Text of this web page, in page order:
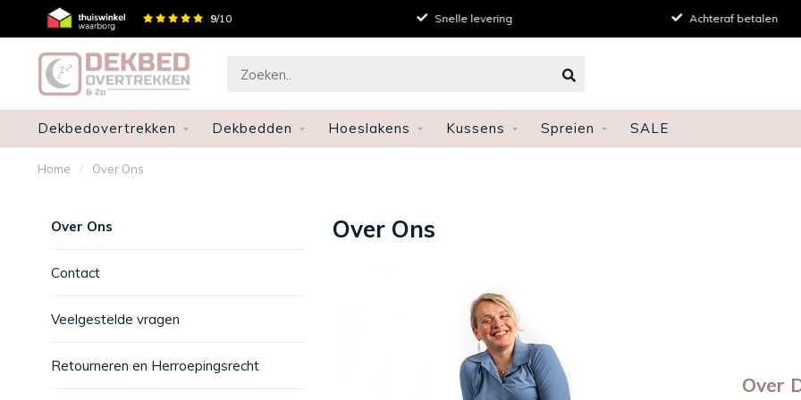
9/10
Gratis verzenden en retourneren Snelle levering Achteraf betalen
Dekbedovertrekken Dekbedden Hoeslakens Kussens Spreien SALE
Home / Over Ons
Over Ons
Contact
Veelgestelde vragen
Retourneren en Herroepingsrecht
Over Ons
Over